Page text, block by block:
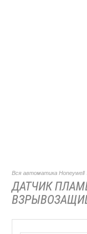
Вся автоматика Honeywell
ДАТЧИК